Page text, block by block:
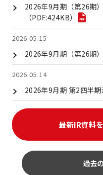
2026年9月期（第26期
（PDF:424KB）
2026.05.15
2026年9月期（第26期
2026.05.14
2026年9月期 第2四半期
最新IR資料
過去